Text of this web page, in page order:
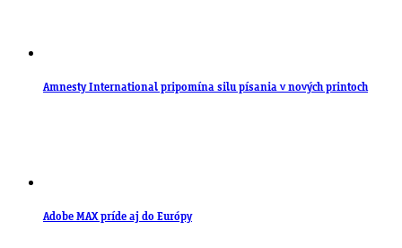
Amnesty International pripomína silu písania v nových printoch
Adobe MAX príde aj do Európy